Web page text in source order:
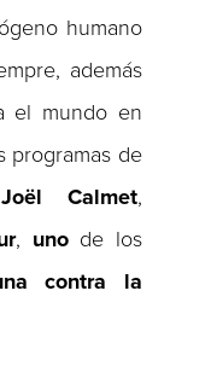
humano
además
el mundo en
programas de
Joël Calmet,
, unode los
contra la